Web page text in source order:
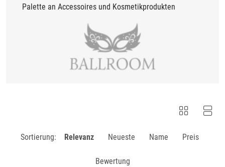
Palette an Accessoires und Kosmetikprodukten
Sortierung: Relevanz Neueste Name Preis
Bewertung